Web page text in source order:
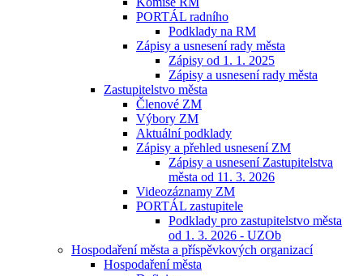
PORTÁL radního
Podklady na RM
Zápisy a usnesení rady města
Zápisy od 1. 1. 2025
Zápisy a usnesení rady města
Zastupitelstvo města
Členové ZM
Výbory ZM
Aktuální podklady
Zápisy a přehled usnesení ZM
Zápisy a usnesení Zastupitelstva
města od 11. 3. 2026
Videozáznamy ZM
PORTÁL zastupitele
Podklady pro zastupitelstvo města
od 1. 3. 2026 - UZOb
Hospodaření města a příspěvkových organizací
Hospodaření města